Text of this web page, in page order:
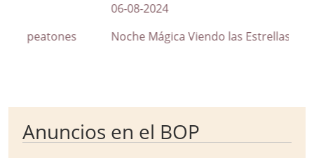
de peatones
06-08-2024
Noche Mágica Viendo las Estrellas
Anuncios en el BOP